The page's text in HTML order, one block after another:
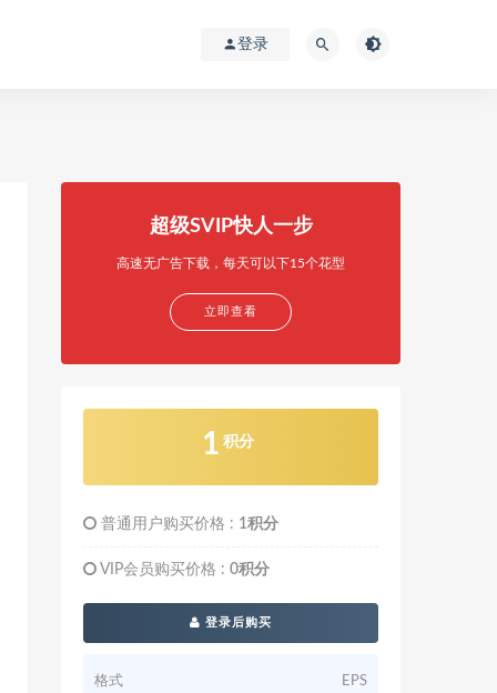
登录
超级SVIP快人一步
高速无广告下载，每天可以下15个花型
立即查看
1 积分
普通用户购买价格 : 1积分
VIP会员购买价格 : 0积分
登录后购买
格式 EPS